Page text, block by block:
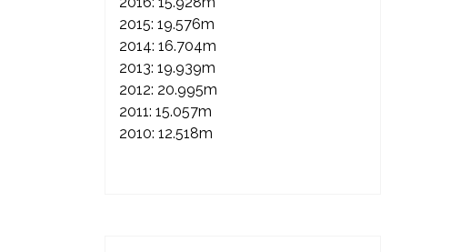
2015: 19.576m
2014: 16.704m
2013: 19.939m
2012: 20.995m
2011: 15.057m
2010: 12.518m